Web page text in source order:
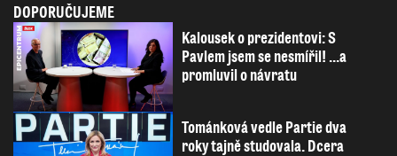
DOPORUČUJEME
Kalousek o prezidentovi: S
Pavlem jsem se nesmířil! ...a
promluvil o návratu
Tománková vedle Partie dva
roky tajně studovala. Dcera